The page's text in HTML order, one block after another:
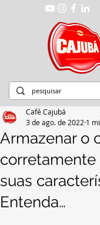
Armazenar o
corretamente
suas
Entenda…
Café Cajubá
3 de ago. de 2022 1